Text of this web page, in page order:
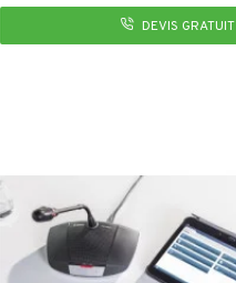
DEVIS GRATUIT